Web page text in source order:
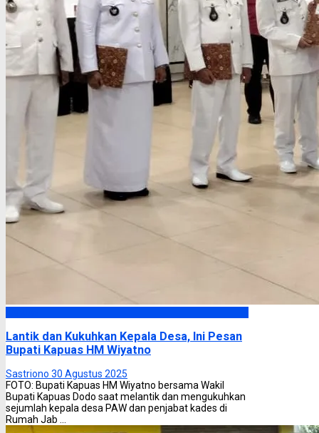
Lantik dan Kukuhkan Kepala Desa, Ini Pesan
Bupati Kapuas HM Wiyatno
Sastriono 30 Agustus 2025
FOTO: Bupati Kapuas HM Wiyatno bersama Wakil
Bupati Kapuas Dodo saat melantik dan mengukuhkan
sejumlah kepala desa PAW dan penjabat kades di
Rumah Jab ...